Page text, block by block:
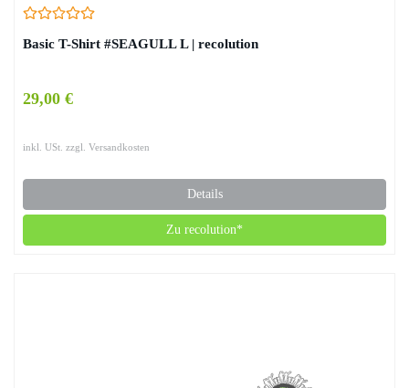
Basic T-Shirt #SEAGULL L | recolution
29,00 €
inkl. USt. zzgl. Versandkosten
Details
Zu recolution*